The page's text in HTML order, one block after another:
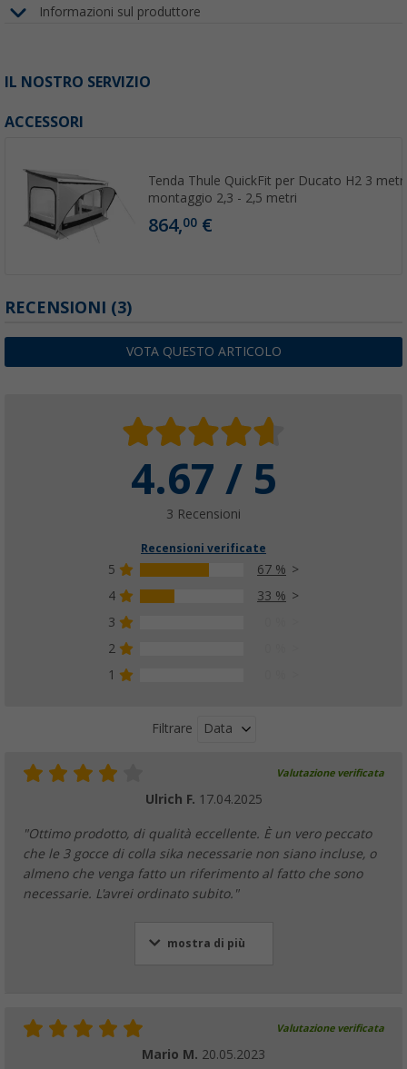
Informazioni sul produttore
IL NOSTRO SERVIZIO
ACCESSORI
Tenda Thule QuickFit per Ducato H2 3
montaggio 2,3 - 2,5 metri
864,00 €
RECENSIONI (3)
VOTA QUESTO ARTICOLO
4.67 / 5
3 Recensioni
Recensioni verificate
5
67 %
4
33 %
3
2
1
Filtrare Data
Valutazione verificata
Ulrich F. 17.04.2025
"Ottimo prodotto, di qualità eccellente. È un vero peccato
che le 3 gocce di colla sika necessarie non siano incluse, o
almeno che venga fatto un riferimento al fatto che sono
necessarie. L'avrei ordinato subito."
mostra di più
Valutazione verificata
Mario M. 20.05.2023